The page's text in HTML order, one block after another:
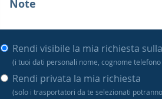
Rendi visibile la mia richiesta
(i tuoi dati personali nome, cognome
Rendi privata la mia richiesta
(solo i trasportatori da te selezionati